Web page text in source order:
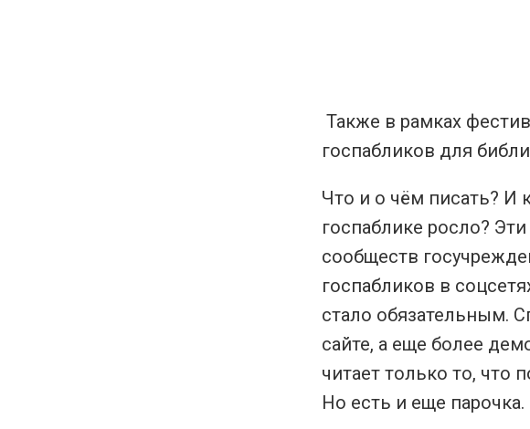
Также в рамках
госпабликов для
Что и о чём писать? И
госпаблике росло?
сообществ
госпабликов в
стало обязательным.
сайте, а еще более
читает только то, что
Но есть и еще парочка.